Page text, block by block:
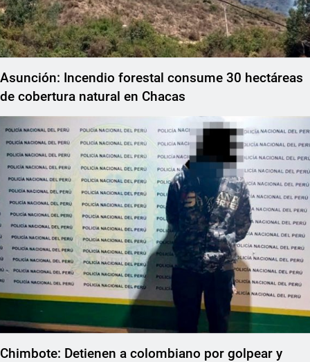
Asunción: Incendio forestal consume 30 hectáreas
de cobertura natural en Chacas
Chimbote: Detienen a colombiano por golpear y